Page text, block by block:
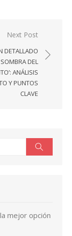
Next Post
DETALLADO
SOMBRA DEL
ANÁLISIS
Y PUNTOS
CLAVE
mejor opción